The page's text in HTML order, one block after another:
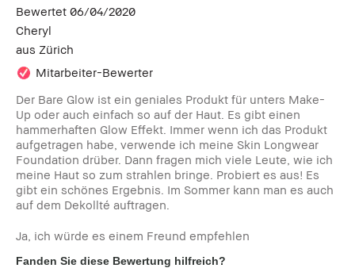
Bewertet 06/04/2020
Cheryl
aus Zürich
Mitarbeiter-Bewerter
Der Bare Glow ist ein geniales Produkt für unters Make-
Up oder auch einfach so auf der Haut. Es gibt einen
hammerhaften Glow Effekt. Immer wenn ich das Produkt
aufgetragen habe, verwende ich meine Skin Longwear
Foundation drüber. Dann fragen mich viele Leute, wie ich
meine Haut so zum strahlen bringe. Probiert es aus! Es
gibt ein schönes Ergebnis. Im Sommer kann man es auch
auf dem Dekollté auftragen.
Ja, ich würde es einem Freund empfehlen
Fanden Sie diese Bewertung hilfreich?